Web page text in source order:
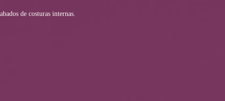
de costuras internas.